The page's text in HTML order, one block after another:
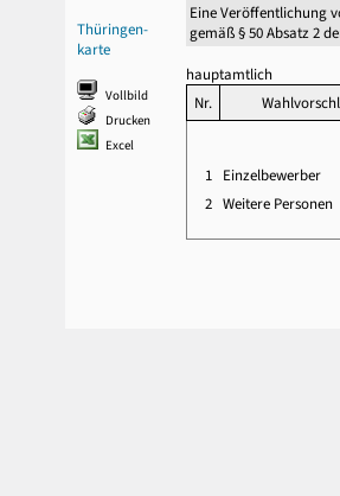
Thüringen-
karte
Vollbild
Drucken
Excel
Eine Veröffentlichung
gemäß § 50 Absatz 2
hauptamtlich
Nr.
1 Einzelbewerber
2 Weitere Personen